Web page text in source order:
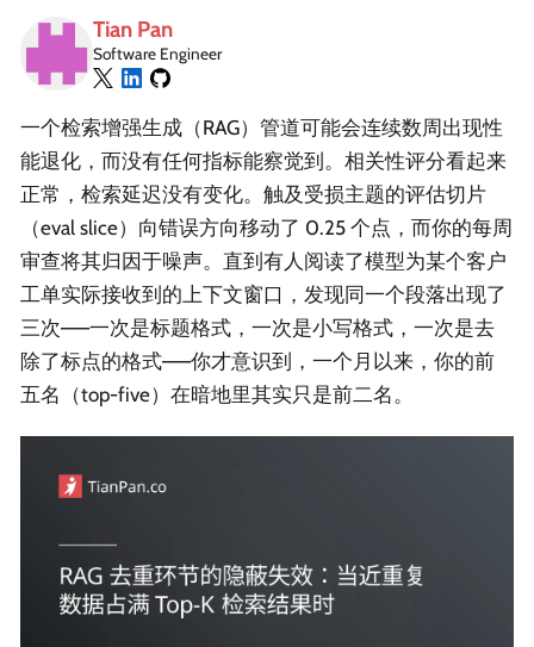
Tian Pan
Software Engineer
一个检索增强生成（RAG）管道可能会连续数周出现性
能退化，而没有任何指标能察觉到。相关性评分看起来
正常，检索延迟没有变化。触及受损主题的评估切片
（eval slice）向错误方向移动了 0.25 个点，而你的每周
审查将其归因于噪声。直到有人阅读了模型为某个客户
工单实际接收到的上下文窗口，发现同一个段落出现了
三次——一次是标题格式，一次是小写格式，一次是去
除了标点的格式——你才意识到，一个月以来，你的前
五名（top-five）在暗地里其实只是前二名。